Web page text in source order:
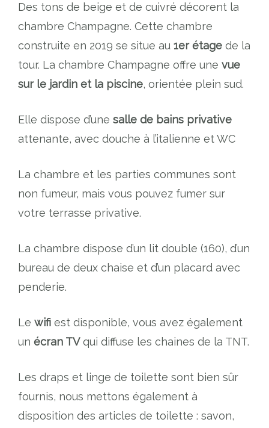
Des tons de beige et de cuivré décorent la
chambre Champagne. Cette chambre
construite en 2019 se situe au 1er étage de la
tour. La chambre Champagne offre une vue
sur le jardin et la piscine, orientée plein sud.
Elle dispose d’une salle de bains privative
attenante, avec douche à l’italienne et WC
La chambre et les parties communes sont
non fumeur, mais vous pouvez fumer sur
votre terrasse privative.
La chambre dispose d’un lit double (160), d’un
bureau de deux chaise et d’un placard avec
penderie.
Le wifi est disponible, vous avez également
un écran TVqui diffuse les chaines de la TNT.
Les draps et linge de toilette sont bien sûr
fournis, nous mettons également à
disposition des articles de toilette : savon,